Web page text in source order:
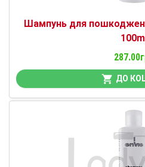
Шампунь для
ДО